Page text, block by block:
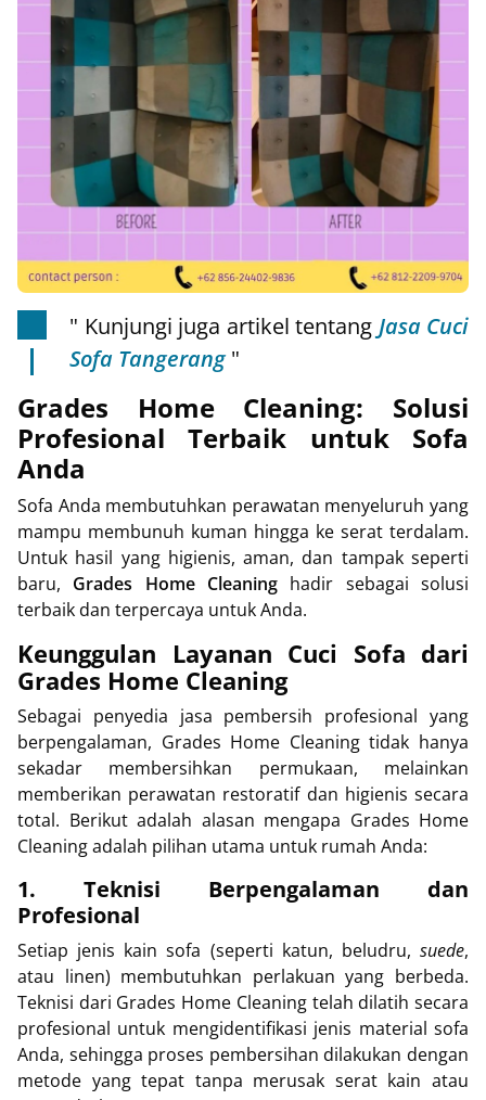
" Kunjungi juga artikel tentang Jasa Cuci
Sofa Tangerang"
Grades Home Cleaning: Solusi
Profesional Terbaik untuk Sofa
Anda
Sofa Anda membutuhkan perawatan menyeluruh yang
mampu membunuh kuman hingga ke serat terdalam.
Untuk hasil yang higienis, aman, dan tampak seperti
baru, Grades Home Cleaning hadir sebagai solusi
terbaik dan terpercaya untuk Anda.
Keunggulan Layanan Cuci Sofa dari
Grades Home Cleaning
Sebagai penyedia jasa pembersih profesional yang
berpengalaman, Grades Home Cleaning tidak hanya
sekadar membersihkan permukaan, melainkan
memberikan perawatan restoratif dan higienis secara
total. Berikut adalah alasan mengapa Grades Home
Cleaning adalah pilihan utama untuk rumah Anda:
1. Teknisi Berpengalaman dan
Profesional
Setiap jenis kain sofa (seperti katun, beludru, suede,
atau linen) membutuhkan perlakuan yang berbeda.
Teknisi dari Grades Home Cleaning telah dilatih secara
profesional untuk mengidentifikasi jenis material sofa
Anda, sehingga proses pembersihan dilakukan dengan
metode yang tepat tanpa merusak serat kain atau